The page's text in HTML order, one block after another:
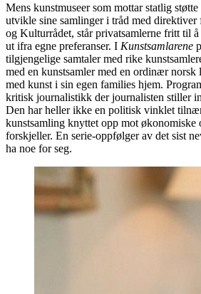
Mens kunstmuseer som mottar statlig
utvikle sine samlinger i tråd med direktiver
og Kulturrådet, står privatsamlerne fritt til
ut ifra egne preferanser. I Kunstsamlarene
tilgjengelige samtaler med rike
med en kunstsamler med en ordinær norsk
med kunst i sin egen families hjem.
kritisk journalistikk der journalisten stiller
Den har heller ikke en politisk vinklet
kunstsamling knyttet opp mot økonomiske
forskjeller. En serie-oppfølger av det sist
ha noe for seg.